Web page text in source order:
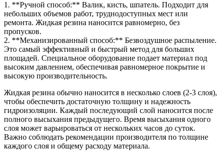
1. **Ручной способ:** Валик, кисть, шпатель. Подходит для
небольших объемов работ, труднодоступных мест или
ремонта. Жидкая резина наносится равномерно, без
пропусков.
2. **Механизированный способ:** Безвоздушное распыление.
Это самый эффективный и быстрый метод для больших
площадей. Специальное оборудование подает материал под
высоким давлением, обеспечивая равномерное покрытие и
высокую производительность.
Жидкая резина обычно наносится в несколько слоев (2-3 слоя),
чтобы обеспечить достаточную толщину и надежность
гидроизоляции. Каждый последующий слой наносится после
полного высыхания предыдущего. Время высыхания одного
слоя может варьироваться от нескольких часов до суток.
Важно соблюдать рекомендации производителя по толщине
каждого слоя и общему расходу материала.